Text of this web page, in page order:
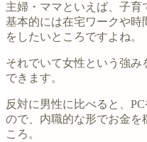
主婦・ママといえば、子育
基本的には在宅ワークや時
をしたいところですよね。
それでいて女性という強み
できます。
反対に男性に比べると、
ので、内職的な形でお金を
ころ。